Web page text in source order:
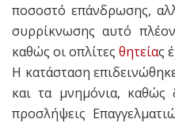
ποσοστό επάνδρωσης,
συρρίκνωσης αυτό
καθώς οι οπλίτες θητείας
Η κατάσταση
και τα μνημόνια, καθώς
προσλήψεις